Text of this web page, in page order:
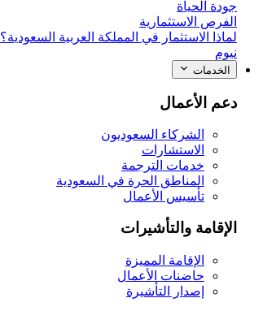
جودة الحياة
الفرص الاستثمارية
لماذا الاستثمار في المملكة العربية السعودية؟
نيوم
الخدمات
دعم الأعمال
الشركاء السعوديون
الاستشارات
خدمات الترجمة
المناطق الحرة في السعودية
تأسيس الأعمال
الإقامة والتأشيرات
الإقامة المميزة
حاضنات الأعمال
إصدار التأشيرة